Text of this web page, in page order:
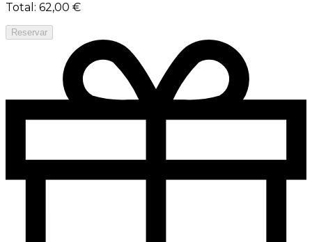
Total : 62,00 €
Reservar